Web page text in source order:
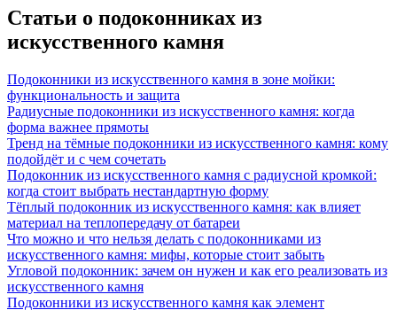
Статьи о подоконниках из
искусственного камня
Подоконники из искусственного камня в зоне мойки:
функциональность и защита
Радиусные подоконники из искусственного камня: когда
форма важнее прямоты
Тренд на тёмные подоконники из искусственного камня: кому
подойдёт и с чем сочетать
Подоконник из искусственного камня с радиусной кромкой:
когда стоит выбрать нестандартную форму
Тёплый подоконник из искусственного камня: как влияет
материал на теплопередачу от батареи
Что можно и что нельзя делать с подоконниками из
искусственного камня: мифы, которые стоит забыть
Угловой подоконник: зачем он нужен и как его реализовать из
искусственного камня
Подоконники из искусственного камня как элемент